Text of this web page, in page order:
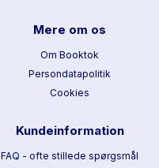
Mere om os
Om Booktok
Persondatapolitik
Cookies
Kundeinformation
FAQ - ofte stillede spørgsmål